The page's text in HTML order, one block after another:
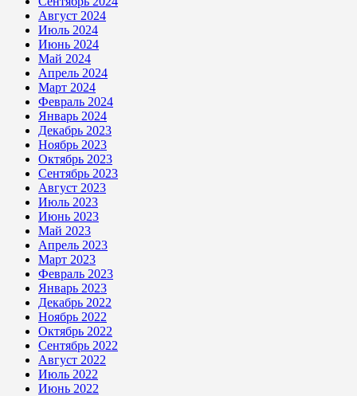
Август 2024
Июль 2024
Июнь 2024
Май 2024
Апрель 2024
Март 2024
Февраль 2024
Январь 2024
Декабрь 2023
Ноябрь 2023
Октябрь 2023
Сентябрь 2023
Август 2023
Июль 2023
Июнь 2023
Май 2023
Апрель 2023
Март 2023
Февраль 2023
Январь 2023
Декабрь 2022
Ноябрь 2022
Октябрь 2022
Сентябрь 2022
Август 2022
Июль 2022
Июнь 2022